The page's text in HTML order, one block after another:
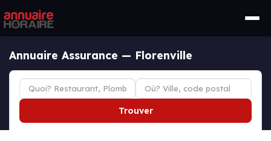
Annuaire Assurance — Florenville
Trouver